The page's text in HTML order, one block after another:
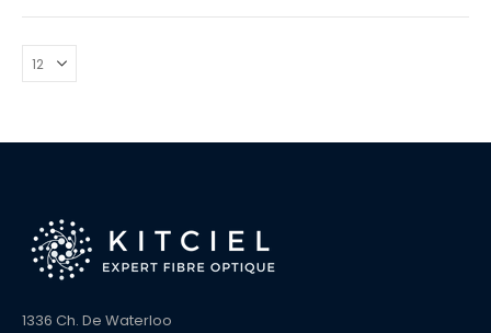
page
à
1336 Ch. De Waterloo